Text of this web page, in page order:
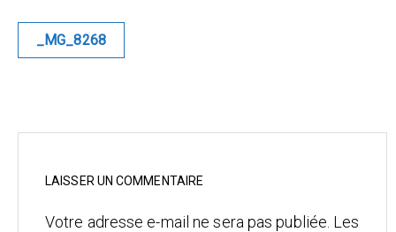
Fashion
Industrielle
Mariage
Architecture
Navigation
_MG_8268
LAISSER UN COMMENTAIRE
Votre adresse e-mail ne sera pas publiée. Les